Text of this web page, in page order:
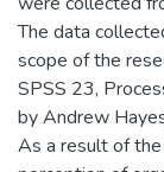
The data
scope of the
SPSS 23,
by Andrew
As a result of